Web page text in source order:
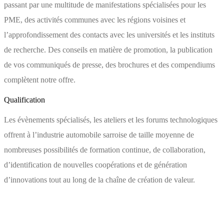
passant par une multitude de manifestations spécialisées pour les
PME, des activités communes avec les régions voisines et
l’approfondissement des contacts avec les universités et les instituts
de recherche. Des conseils en matière de promotion, la publication
de vos communiqués de presse, des brochures et des compendiums
complètent notre offre.
Qualification
Les évènements spécialisés, les ateliers et les forums technologiques
offrent à l’industrie automobile sarroise de taille moyenne de
nombreuses possibilités de formation continue, de collaboration,
d’identification de nouvelles coopérations et de génération
d’innovations tout au long de la chaîne de création de valeur.